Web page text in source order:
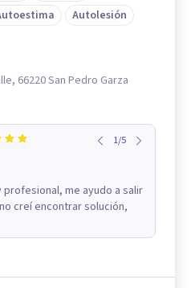
Autolesión
66220 San Pedro Garza
1/5
me ayudo a salir
creí encontrar solución,